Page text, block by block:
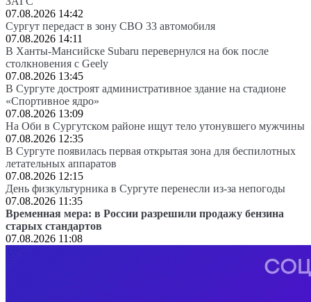
07.08.2026 14:42
Сургут передаст в зону СВО 33 автомобиля
07.08.2026 14:11
В Ханты-Мансийске Subaru перевернулся на бок после
столкновения с Geely
07.08.2026 13:45
В Сургуте достроят административное здание на стадионе
«Спортивное ядро»
07.08.2026 13:09
На Оби в Сургутском районе ищут тело утонувшего мужчины
07.08.2026 12:35
В Сургуте появилась первая открытая зона для беспилотных
летательных аппаратов
07.08.2026 12:15
День физкультурника в Сургуте перенесли из-за непогоды
07.08.2026 11:35
Временная мера: в России разрешили продажу бензина
старых стандартов
07.08.2026 11:08